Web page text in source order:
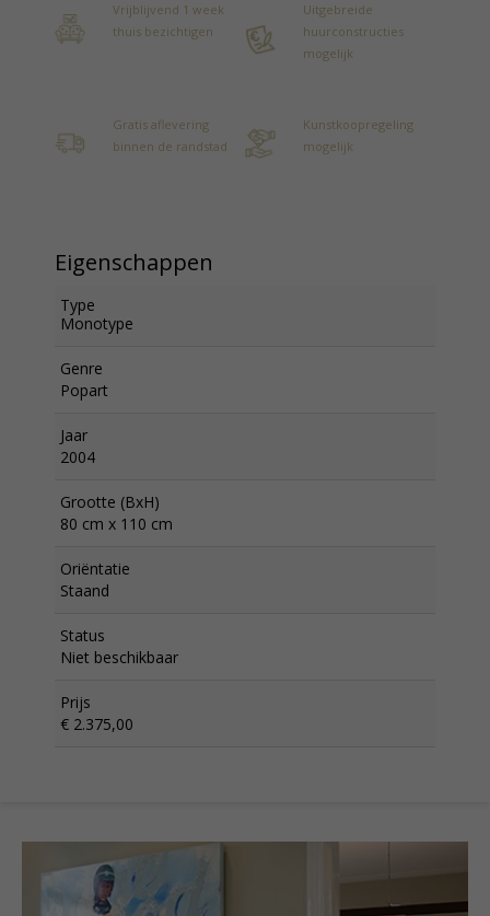
Vrijblijvend 1 week
thuis bezichtigen
Uitgebreide
huurconstructies
mogelijk
Gratis aflevering
binnen de randstad
Kunstkoopregeling
mogelijk
Eigenschappen
Type
Monotype
Genre
Popart
Jaar
2004
Grootte (BxH)
80 cm x 110 cm
Oriëntatie
Staand
Status
Niet beschikbaar
Prijs
€ 2.375,00